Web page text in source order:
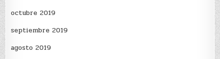
octubre 2019
septiembre 2019
agosto 2019